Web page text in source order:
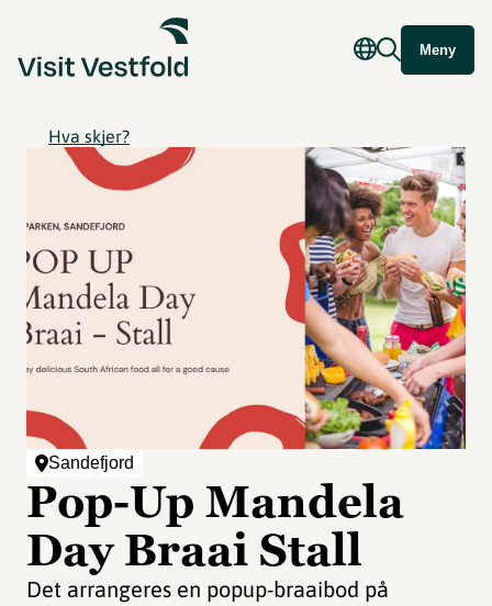
Meny
Hva skjer?
Sandefjord
Pop-Up Mandela
Day Braai Stall
Det arrangeres en popup-braaibod på